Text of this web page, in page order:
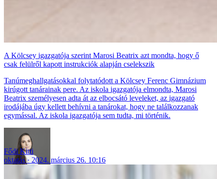
A Kölcsey igazgatója szerint Marosi Beatrix azt mondta, hogy ő
csak felülről kapott instrukciók alapján cselekszik
Tanúmeghallgatásokkal folytatódott a Kölcsey Ferenc Gimnázium
kirúgott tanárainak pere. Az iskola igazgatója elmondta, Marosi
Beatrix személyesen adta át az elbocsátó leveleket, az igazgató
irodájába úgy kellett behívni a tanárokat, hogy ne találkozzanak
egymással. Az iskola igazgatója sem tudta, mi történik.
Fődi Kitti
oktatás
2024. március 26. 10:16